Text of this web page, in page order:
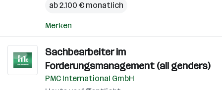
ab 2.100 € monatlich
Merken
Sachbearbeiter im
Forderungsmanagement (all genders)
PMC International GmbH